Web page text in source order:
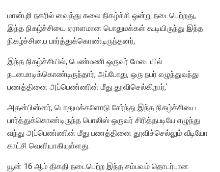
மான்புரி நகரில் வைத்து கலை நிகழ்ச்சி ஒன்று நடைபெற்றது,
இந்த நிகழ்ச்சியை ஏராளமான பொதுமக்கள் கூடியிருந்து இந்த
நிகழ்ச்சியை பார்த்துக்கொண்டிருந்தனர்,
இந்த நிகழ்ச்சியில், பெண்மணி ஒருவர் மேடையில்
நடனமாடிக்கொண்டிருந்தார், அப்போது, ஒரு நபர் எழுந்துவந்து
பணத்தினை அப்பெண்ணின் மீது தூவிசெல்கிறார்,‘
அதன்பின்னர், பொதுமக்களோடு சேர்ந்து இந்த நிகழ்ச்சியை
பார்த்துக்கொண்டிருந்த பொலிஸ் ஒருவர் சிரித்தபடியே எழுந்து
வந்து அப்பெண்ணின் மீது பணத்தினை தூவிச்செல்லும் வீடியோ
காட்சி வெளியாகியுள்ளது.
யூன் 16 ஆம் திகதி நடைபெற்ற இந்த சம்பவம் தொடர்பான